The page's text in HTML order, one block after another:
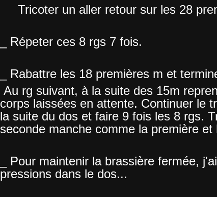
Tricoter un aller retour sur les 28
_ Répeter ces 8 rgs 7 fois.
_ Rabattre les 18 premières m et
Au rg suivant, à la suite des 15m
corps laissées en attente. Continuer le
la suite du dos et faire 9 fois les 8 rgs.
seconde manche comme la première et
_ Pour maintenir la brassière fermée,
pressions dans le dos...